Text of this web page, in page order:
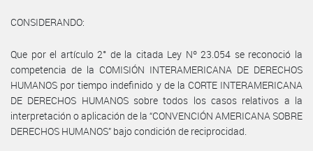
CONSIDERANDO:
Que por el artículo 2° de la citada Ley Nº 23.054 se reconoció la
competencia de la COMISIÓN INTERAMERICANA DE DERECHOS
HUMANOS por tiempo indefinido y de la CORTE INTERAMERICANA
DE DERECHOS HUMANOS sobre todos los casos relativos a la
interpretación o aplicación de la “CONVENCIÓN AMERICANA SOBRE
DERECHOS HUMANOS” bajo condición de reciprocidad.